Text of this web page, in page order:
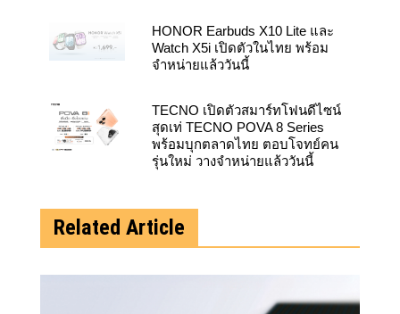
HONOR Earbuds X10 Lite และ
Watch X5i เปิดตัวในไทย พร้อม
จำหน่ายแล้ววันนี้
TECNO เปิดตัวสมาร์ทโฟนดีไซน์
สุดเท่ TECNO POVA 8 Series
พร้อมบุกตลาดไทย ตอบโจทย์คน
รุ่นใหม่ วางจำหน่ายแล้ววันนี้
Related Article